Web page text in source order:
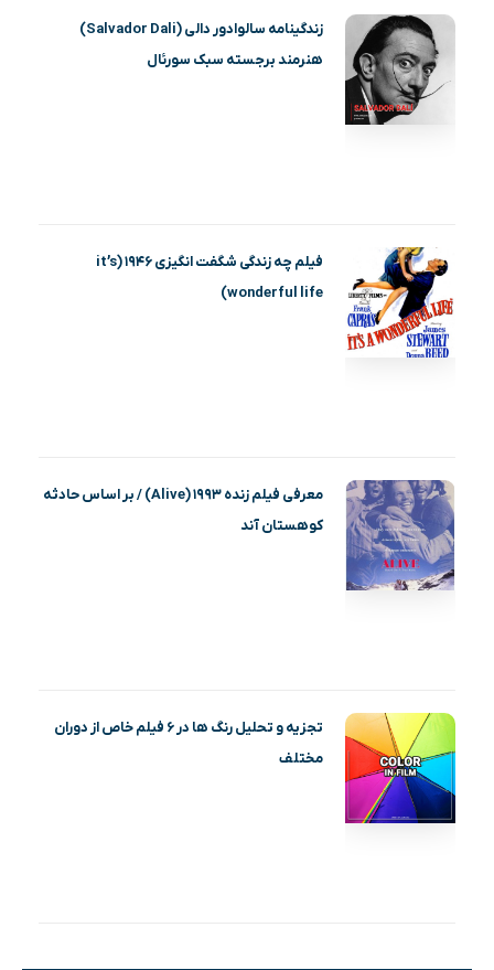
زندگینامه سالوادور دالی (Salvador Dali)
هنرمند برجسته سبک سورئال
فیلم چه زندگی شگفت انگیزی ۱۹۴۶ (it’s
wonderful life)
معرفی فیلم زنده ۱۹۹۳ (Alive) / بر اساس حادثه
کوهستان آند
تجزیه و تحلیل رنگ ها در ۶ فیلم خاص از دوران
مختلف